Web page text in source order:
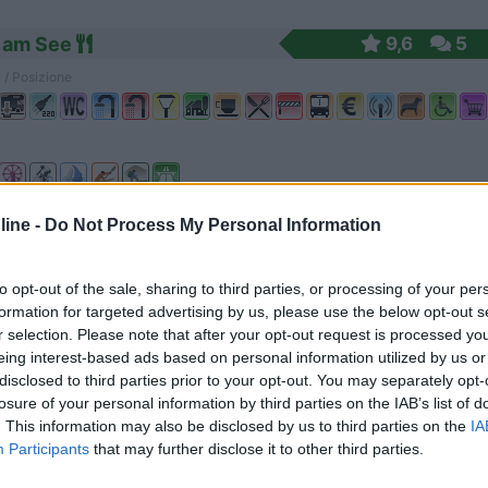
- Do Not Process My Personal Information
opt-out of the sale, sharing to third parties, or processing of your
for targeted advertising by us, please use the below opt-out
selection. Please note that after your opt-out request is processed
interest-based ads based on personal information utilized by us
to third parties prior to your opt-out. You may separately
of your personal information by third parties on the IAB’s list of
This information may also be disclosed by us to third parties on the
Participants that may further disclose it to other third parties.
See 9,6 5
8 1
Posizione
campeggio è disponibile un’area dedicata cam...